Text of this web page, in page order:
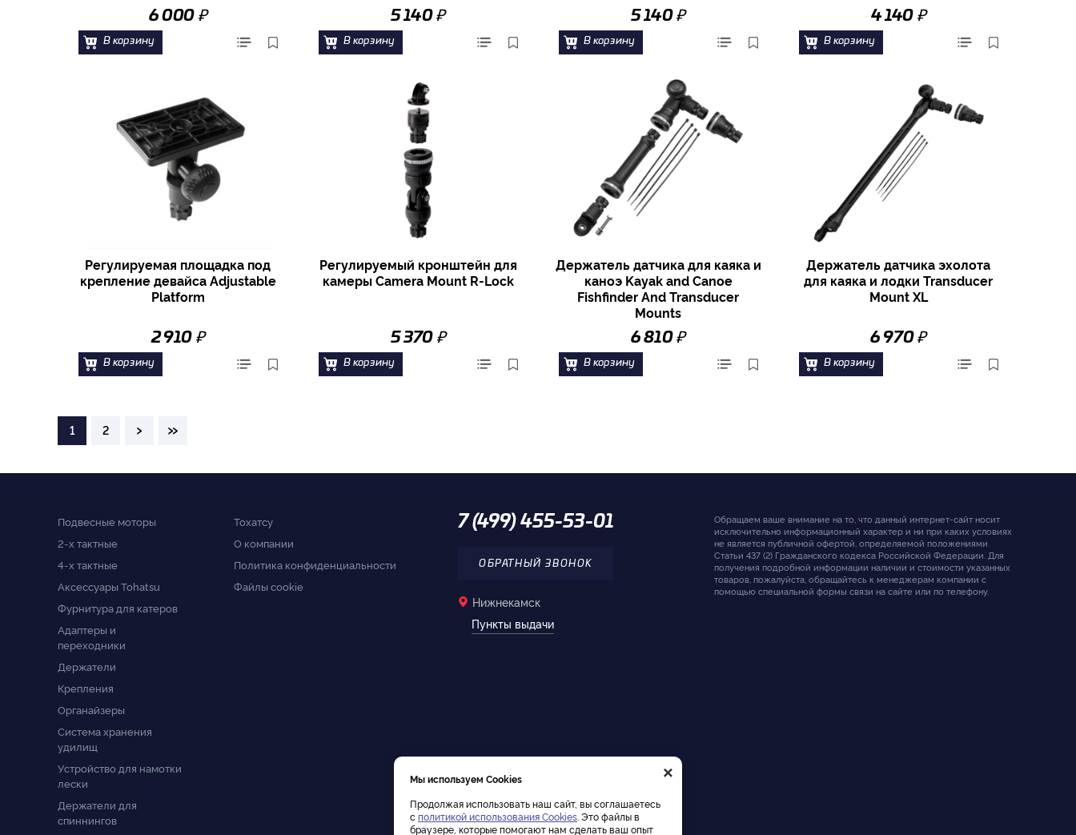
6 000 ₽
В корзину
5 140 ₽
В корзину
5 140 ₽
В корзину
4 140 ₽
В корзину
Регулируемая площадка под
крепление девайса Adjustable
Platform
2 910 ₽
В корзину
Регулируемый кронштейн для
камеры Camera Mount R-Lock
5 370 ₽
В корзину
Держатель датчика для каяка и
каноэ Kayak and Canoe
Fishfinder And Transducer
Mounts
6 810 ₽
В корзину
Держатель датчика эхолота
для каяка и лодки Transducer
Mount XL
6 970 ₽
В корзину
1 2 › »
Подвесные моторы
2-x тактные
4-x тактные
Аксессуары Tohatsu
Фурнитура для катеров
Адаптеры и
переходники
Держатели
Крепления
Органайзеры
Система хранения
удилищ
Устройство для намотки
лески
Держатели для
спиннингов
Тохатсу
О компании
Политика конфиденциальности
Файлы cookie
7 (499) 455-53-01
ОБРАТНЫЙ ЗВОНОК
Нижнекамск
Пункты выдачи
Обращаем ваше внимание на то, что данный интернет-сайт носит
исключительно информационный характер и ни при каких условиях
не является публичной офертой, определяемой положениями
Статьи 437 (2) Гражданского кодекса Российской Федерации. Для
получения подробной информации наличии и стоимости указанных
товаров, пожалуйста, обращайтесь к менеджерам компании с
помощью специальной формы связи на сайте или по телефону.
×
Мы используем Cookies
Продолжая использовать наш сайт, вы соглашаетесь
с политикой использования Cookies . Это файлы в
браузере, которые помогают нам сделать ваш опыт